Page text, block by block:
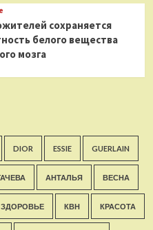
сохраняется
белого вещества
мозга
DIOR ESSIE GUERLAIN
АНТАЛЬЯ ВЕСНА
ЗДОРОВЬЕ КВН КРАСОТА